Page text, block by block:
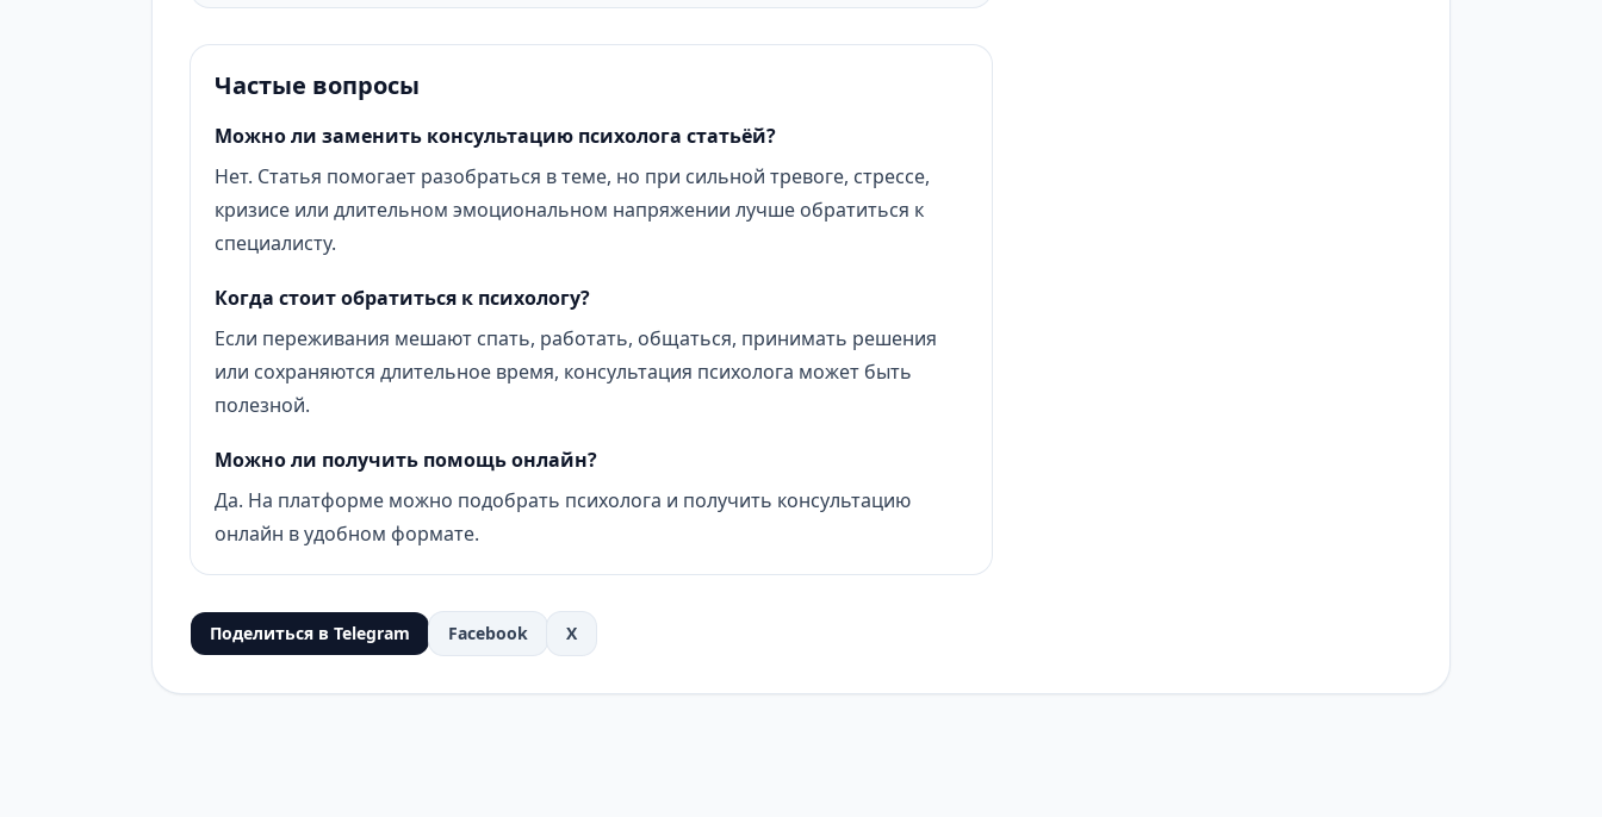
Частые вопросы
Можно ли заменить консультацию психолога статьёй?
Нет. Статья помогает разобраться в теме, но при сильной тревоге, стрессе,
кризисе или длительном эмоциональном напряжении лучше обратиться к
специалисту.
Когда стоит обратиться к психологу?
Если переживания мешают спать, работать, общаться, принимать решения
или сохраняются длительное время, консультация психолога может быть
полезной.
Можно ли получить помощь онлайн?
Да. На платформе можно подобрать психолога и получить консультацию
онлайн в удобном формате.
Поделиться в Telegram Facebook X